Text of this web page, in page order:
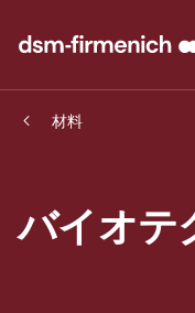
材料
バイオテ